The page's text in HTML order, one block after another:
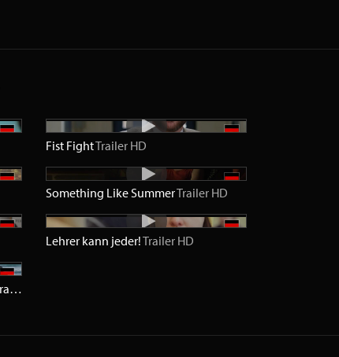
Fist FightTrailer HD
Something Like SummerTrailer HD
Lehrer kann jeder!Trailer HD
Der Lehrer, der uns das Meer versprach